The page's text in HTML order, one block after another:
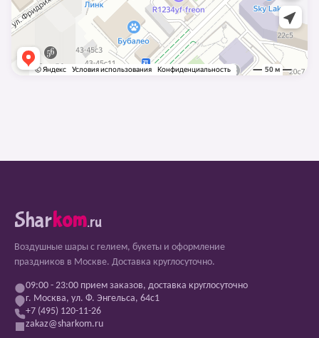
Sharkom.ru
Воздушные шары с гелием, букеты и оформление
праздников в Москве. Доставка круглосуточно.
09:00 - 23:00 прием заказов, доставка круглосуточно
г. Москва, ул. Ф. Энгельса, 64с1
+7 (495) 120-11-26
zakaz@sharkom.ru